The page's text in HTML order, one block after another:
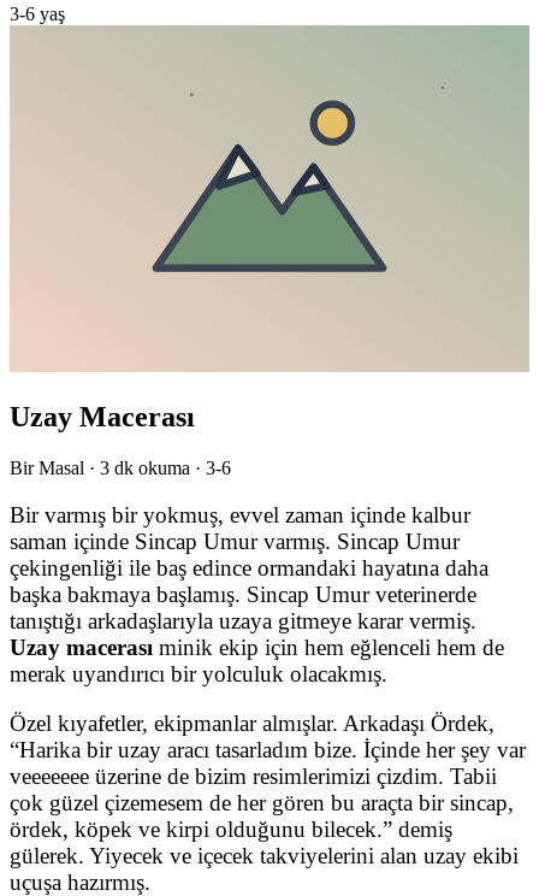
3-6 yaş
Uzay Macerası
Bir Masal · 3 dk okuma · 3-6
Bir varmış bir yokmuş, evvel zaman içinde kalbur
saman içinde Sincap Umur varmış. Sincap Umur
çekingenliği ile baş edince ormandaki hayatına daha
başka bakmaya başlamış. Sincap Umur veterinerde
tanıştığı arkadaşlarıyla uzaya gitmeye karar vermiş.
Uzay macerası minik ekip için hem eğlenceli hem de
merak uyandırıcı bir yolculuk olacakmış.
Özel kıyafetler, ekipmanlar almışlar. Arkadaşı Ördek,
“Harika bir uzay aracı tasarladım bize. İçinde her şey var
veeeeeee üzerine de bizim resimlerimizi çizdim. Tabii
çok güzel çizemesem de her gören bu araçta bir sincap,
ördek, köpek ve kirpi olduğunu bilecek.” demiş
gülerek. Yiyecek ve içecek takviyelerini alan uzay ekibi
uçuşa hazırmış.